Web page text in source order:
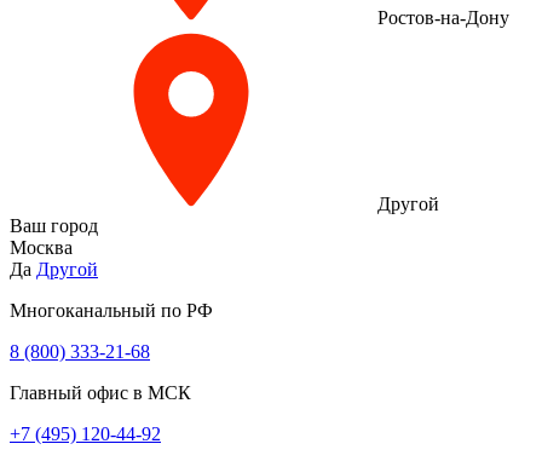
Ростов-на-Дону
Другой
Ваш город
Москва
Да Другой
Многоканальный по РФ
8 (800) 333‑21-68
Главный офис в МСК
+7 (495) 120-44-92